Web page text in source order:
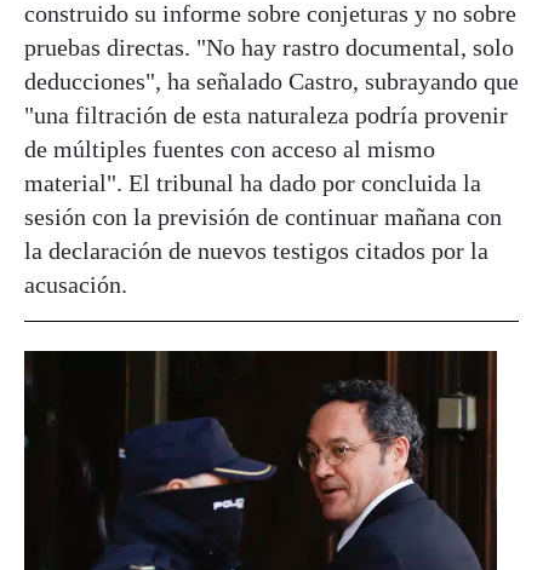
construido su informe sobre conjeturas y no sobre
pruebas directas. "No hay rastro documental, solo
deducciones", ha señalado Castro, subrayando que
"una filtración de esta naturaleza podría provenir
de múltiples fuentes con acceso al mismo
material". El tribunal ha dado por concluida la
sesión con la previsión de continuar mañana con
la declaración de nuevos testigos citados por la
acusación.